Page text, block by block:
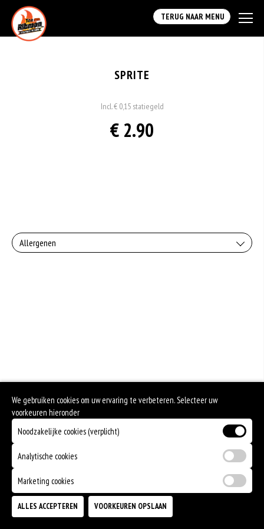
TERUG NAAR MENU
SPRITE
Incl. € 0,15 statiegeld
€ 2.90
Allergenen
We gebruiken cookies om uw ervaring te verbeteren. Selecteer uw
voorkeuren hieronder
Noodzakelijke cookies (verplicht)
Analytische cookies
Marketing cookies
ALLES ACCEPTEREN VOORKEUREN OPSLAAN